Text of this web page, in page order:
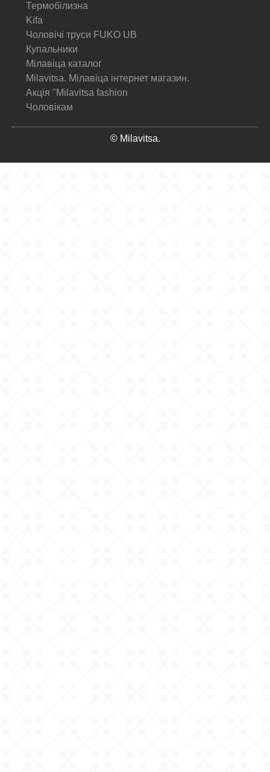
Термобілизна
Kifa
Чоловічі труси FUKO UB
Купальники
Мілавіца каталог
Milavitsa. Мілавіца інтернет магазин.
Акція "Milavitsa fashion
Чоловікам
© Milavitsa.